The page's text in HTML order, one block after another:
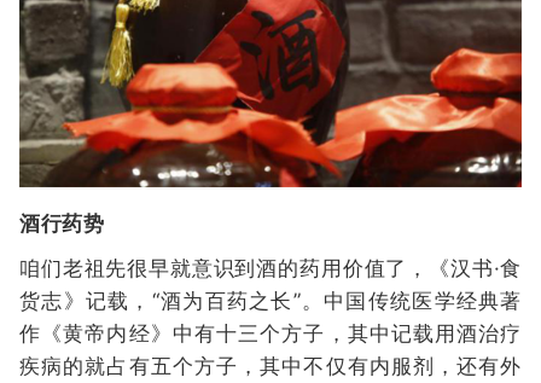
酒行药势
咱们老祖先很早就意识到酒的药用价值了，《汉书·食
货志》记载，“酒为百药之长”。中国传统医学经典著
作《黄帝内经》中有十三个方子，其中记载用酒治疗
疾病的就占有五个方子，其中不仅有内服剂，还有外